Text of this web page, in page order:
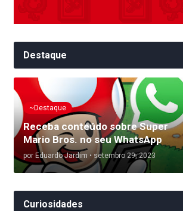
Destaque
~Destaque
Receba conteúdo sobre Super
Mario Bros. no seu WhatsApp
por Eduardo Jardim • setembro 29, 2023
Curiosidades